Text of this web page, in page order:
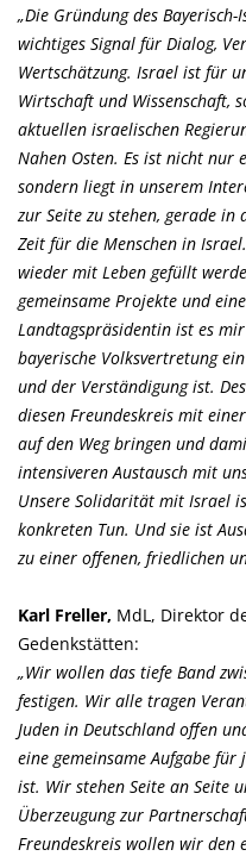
Die Gründung des Bayerisch-
wichtiges Signal für Dialog,
Wertschätzung. Israel ist für
Wirtschaft und Wissenschaft,
aktuellen israelischen
Nahen Osten. Es ist nicht nur
sondern liegt in unserem
zur Seite zu stehen, gerade in
Zeit für die Menschen in
wieder mit Leben gefüllt
gemeinsame Projekte und
Landtagspräsidentin ist es
bayerische Volksvertretung
und der Verständigung ist.
diesen Freundeskreis mit
auf den Weg bringen und
intensiveren Austausch mit
Unsere Solidarität mit Israel
konkreten Tun. Und sie ist
zu einer offenen, friedlichen
Karl Freller, MdL, Direktor
Gedenkstätten:
Wir wollen das tiefe Band
festigen. Wir alle tragen
Juden in Deutschland offen
eine gemeinsame Aufgabe
ist. Wir stehen Seite an Seite
Überzeugung zur
Freundeskreis wollen wir den